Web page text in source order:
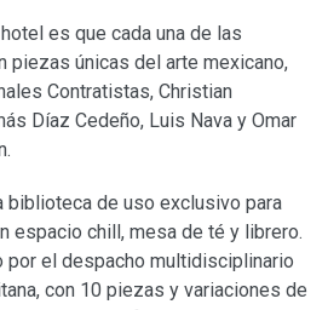
es que cada una de las
piezas únicas del arte mexicano,
Contratistas, Christian
Díaz Cedeño, Luis Nava y Omar
biblioteca de uso exclusivo para
espacio chill, mesa de té y librero.
por el despacho multidisciplinario
con 10 piezas y variaciones de